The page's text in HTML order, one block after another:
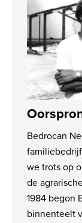
Bedrocan
we trots op
de
1984 begon
binnenteelt